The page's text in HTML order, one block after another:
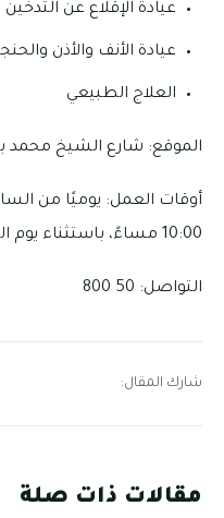
عيادة الإقلاع عن التدخين
عيادة الأنف والأذن
العلاج الطبيعي
الموقع: شارع الشيخ محمد
10:00 مساءً، باستثناء يوم الجمعة
التواصل: 50 800
شارك المقال:
مقالات ذات صلة